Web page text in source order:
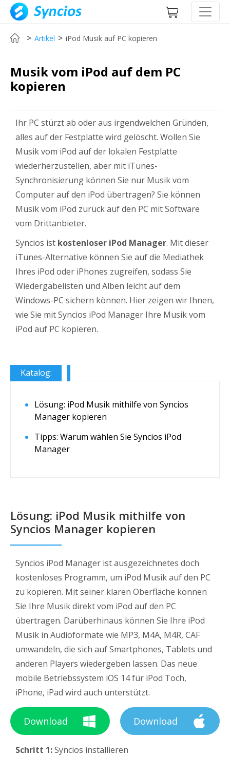
> Artikel > iPod Musik auf PC kopieren
Musik vom iPod auf dem PC
kopieren
Ihr PC stürzt ab oder aus irgendwelchen Gründen,
alles auf der Festplatte wird gelöscht. Wollen Sie
Musik vom iPod auf der lokalen Festplatte
wiederherzustellen, aber mit iTunes-
Synchronisierung können Sie nur Musik vom
Computer auf den iPod übertragen? Sie können
Musik vom iPod zurück auf den PC mit Software
vom Drittanbieter.
Syncios ist kostenloser iPod Manager. Mit dieser
iTunes-Alternative können Sie auf die Mediathek
Ihres iPod oder iPhones zugreifen, sodass Sie
Wiedergabelisten und Alben leicht auf dem
Windows-PC sichern können. Hier zeigen wir Ihnen,
wie Sie mit Syncios iPod Manager Ihre Musik vom
iPod auf PC kopieren.
Katalog:
Lösung: iPod Musik mithilfe von Syncios
Manager kopieren
Tipps: Warum wählen Sie Syncios iPod
Manager
Lösung: iPod Musik mithilfe von
Syncios Manager kopieren
Syncios iPod Manager ist ausgezeichnetes doch
kostenloses Programm, um iPod Musik auf den PC
zu kopieren. Mit seiner klaren Oberfläche können
Sie Ihre Musik direkt vom iPod auf den PC
übertragen. Darüberhinaus können Sie Ihre iPod
Musik in Audioformate wie MP3, M4A, M4R, CAF
umwandeln, die sich auf Smartphones, Tablets und
anderen Players wiedergeben lassen. Das neue
mobile Betriebssystem iOS 14 für iPod Toch,
iPhone, iPad wird auch unterstützt.
Download Download
Schritt 1:Syncios installieren